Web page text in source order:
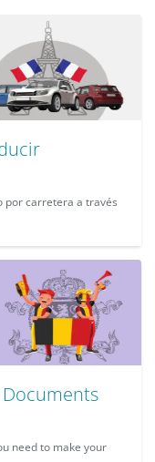
por carretera a través
need to make your